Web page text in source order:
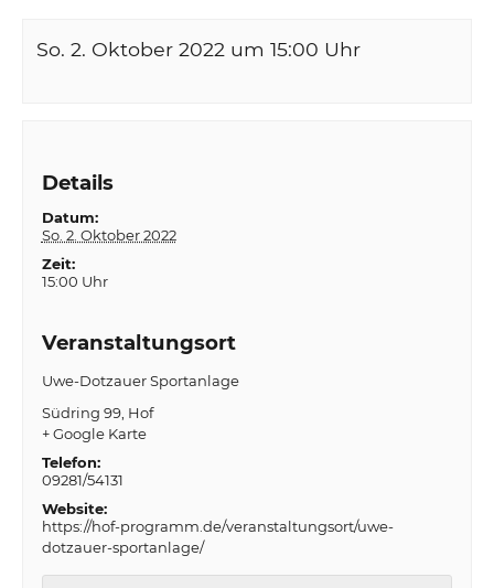
So. 2. Oktober 2022 um 15:00 Uhr
Details
Datum:
So. 2. Oktober 2022
Zeit:
15:00 Uhr
Veranstaltungsort
Uwe-Dotzauer Sportanlage
Südring 99 Hof
+ Google Karte
Telefon:
09281/54131
Website:
https://hof-programm.de/veranstaltungsort/uwe-
dotzauer-sportanlage/